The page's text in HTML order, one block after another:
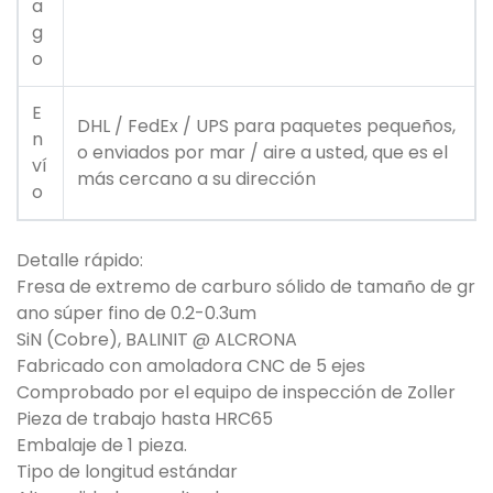
a
g
o
E
n
ví
o
DHL / FedEx / UPS para paquetes pequeños,
o enviados por mar / aire a usted, que es el
más cercano a su dirección
Detalle rápido:
Fresa de extremo de carburo sólido de tamaño de gr
ano súper fino de 0.2-0.3um
SiN (Cobre), BALINIT @ ALCRONA
Fabricado con amoladora CNC de 5 ejes
Comprobado por el equipo de inspección de Zoller
Pieza de trabajo hasta HRC65
Embalaje de 1 pieza.
Tipo de longitud estándar